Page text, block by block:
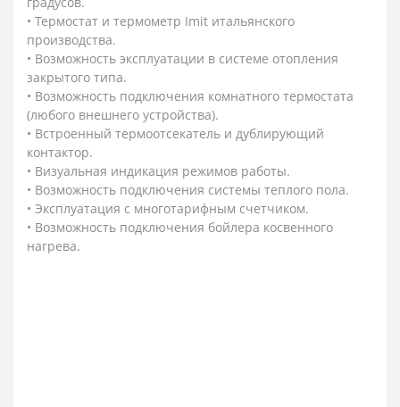
• Термостат и термометр Imit итальянского
производства.
• Возможность эксплуатации в системе отопления
закрытого типа.
• Возможность подключения комнатного термостата
(любого внешнего устройства).
• Встроенный термоотсекатель и дублирующий
контактор.
• Визуальная индикация режимов работы.
• Возможность подключения системы теплого пола.
• Эксплуатация с многотарифным счетчиком.
• Возможность подключения бойлера косвенного
нагрева.